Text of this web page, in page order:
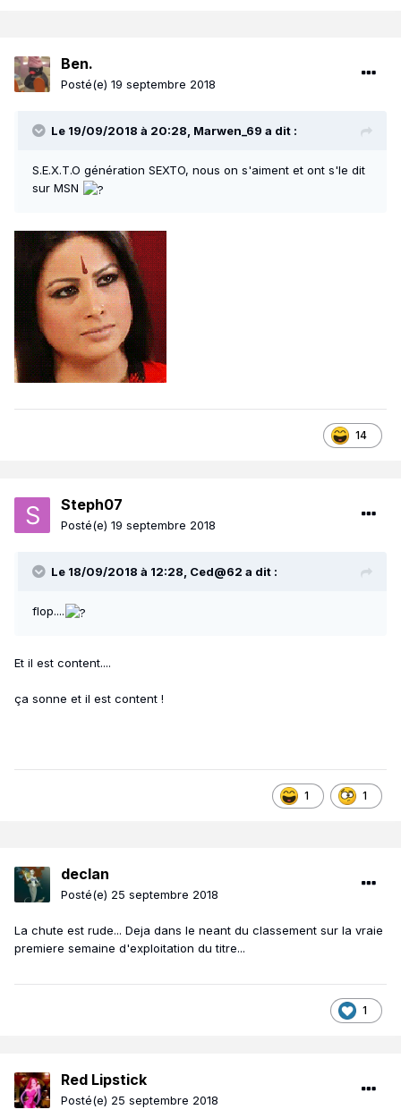
Ben.
Posté(e) 19 septembre 2018
Le 19/09/2018 à 20:28, Marwen_69 a dit :
S.E.X.T.O génération SEXTO, nous on s'aiment et ont s'le dit
sur MSN
14
Steph07
Posté(e) 19 septembre 2018
Le 18/09/2018 à 12:28, Ced@62 a dit :
flop....
Et il est content....
ça sonne et il est content !
1 1
declan
Posté(e) 25 septembre 2018
La chute est rude... Deja dans le neant du classement sur la vraie
premiere semaine d'exploitation du titre...
1
Red Lipstick
Posté(e) 25 septembre 2018